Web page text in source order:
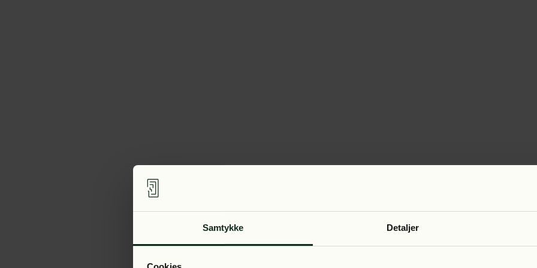
Samtykke Detaljer